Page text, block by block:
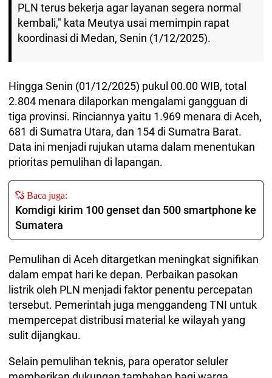
PLN terus bekerja agar layanan segera normal
kembali," kata Meutya usai memimpin rapat
koordinasi di Medan, Senin (1/12/2025).
Hingga Senin (01/12/2025) pukul 00.00 WIB, total
2.804 menara dilaporkan mengalami gangguan di
tiga provinsi. Rinciannya yaitu 1.969 menara di Aceh,
681 di Sumatra Utara, dan 154 di Sumatra Barat.
Data ini menjadi rujukan utama dalam menentukan
prioritas pemulihan di lapangan.
Baca juga:
Komdigi kirim 100 genset dan 500 smartphone ke
Sumatera
Pemulihan di Aceh ditargetkan meningkat signifikan
dalam empat hari ke depan. Perbaikan pasokan
listrik oleh PLN menjadi faktor penentu percepatan
tersebut. Pemerintah juga menggandeng TNI untuk
mempercepat distribusi material ke wilayah yang
sulit dijangkau.
Selain pemulihan teknis, para operator seluler